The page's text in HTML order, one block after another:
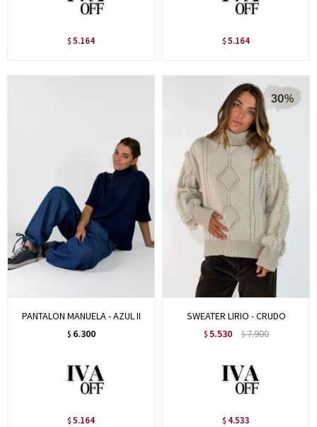
$ 5.164 $ 5.164
PANTALON MANUELA - AZUL II
$ 6.300
$ 5.164
SWEATER LIRIO - CRUDO
$ 5.530 $7.900
$ 4.533